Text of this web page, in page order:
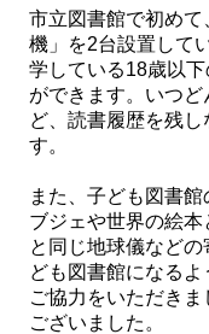
市立図書館で初め
機」を2台設置して
学している18歳以
ができます。いつ
ど、読書履歴を残
す。
また、子ども図書
ブジェや世界の絵
と同じ地球儀など
ども図書館になる
ご協力をいただき
ございました。